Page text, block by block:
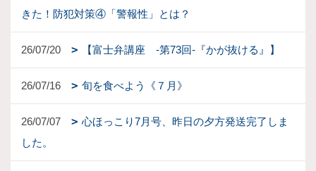
きた！防犯対策④「警報性」とは？
26/07/20 【富士弁講座 -第73回-『かが抜ける』】
26/07/16 旬を食べよう《７月》
26/07/07
心ほっこり7月号、昨日の夕方発送完了しま
した。